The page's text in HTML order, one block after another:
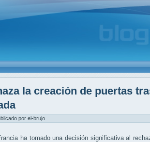
la creación de puertas
por el-brujo
ha tomado una decisión significativa al